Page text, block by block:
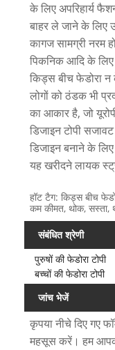
के लिए अपरिहार्य
बाहर ले जाने के लिए
कागज सामग्री नरम
पिकनिक आदि के लिए
किड्स बीच फेडोरा न
लोगों को ठंडक भी
का आकार है, जो
डिजाइन टोपी
डिजाइन बनाने के
यह खरीदने लायक
हॉट टैग: किड्स बीच
कम कीमत, थोक, सस्ता,
संबंधित श्रेणी
पुरुषों की फेडोरा टोपी
बच्चों की फेडोरा टोपी
जांच भेजें
कृपया नीचे दिए गए
महसूस करें। हम